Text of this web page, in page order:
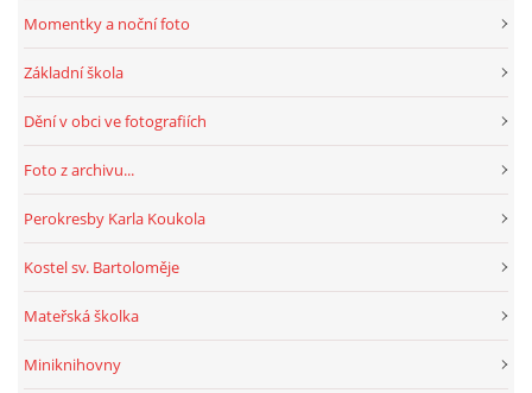
HRY, KVÍZY, VZDĚLÁVÁNÍ ON-LINE
© 2026 eStránky.cz Aktualizováno: 1. 8. 2026
Momentky a noční foto
Základní škola
Dění v obci ve fotografiích
Foto z archivu...
Perokresby Karla Koukola
Kostel sv. Bartoloměje
Mateřská školka
Miniknihovny